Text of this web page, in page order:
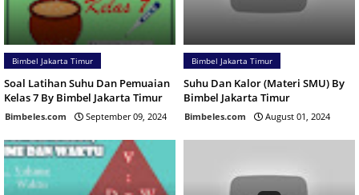
Bimbel Jakarta Timur
Soal Latihan Suhu Dan Pemuaian
Kelas 7 By Bimbel Jakarta Timur
Bimbeles.com September 09, 2024
Bimbel Jakarta Timur
Suhu Dan Kalor (Materi SMU) By
Bimbel Jakarta Timur
Bimbeles.com August 01, 2024